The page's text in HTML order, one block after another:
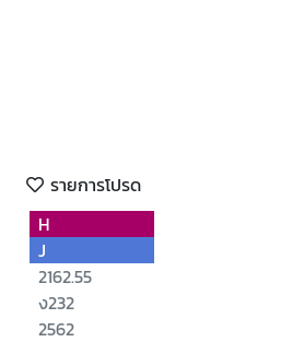
รายการโปรด
H
J
2162.55
ง232
2562